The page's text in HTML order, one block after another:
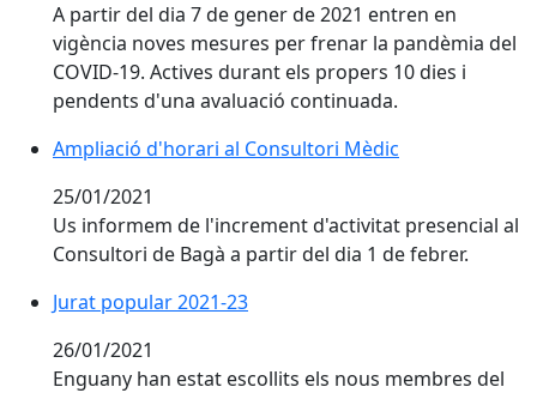
A partir del dia 7 de gener de 2021 entren en
vigència noves mesures per frenar la pandèmia del
COVID-19. Actives durant els propers 10 dies i
pendents d'una avaluació continuada.
Ampliació d'horari al Consultori Mèdic
Ampliació d'horari al Consultori Mèdic
25/01/2021
Us informem de l'increment d'activitat presencial al
Consultori de Bagà a partir del dia 1 de febrer.
Jurat popular 2021-23
Jurat popular 2021-23
26/01/2021
Enguany han estat escollits els nous membres del